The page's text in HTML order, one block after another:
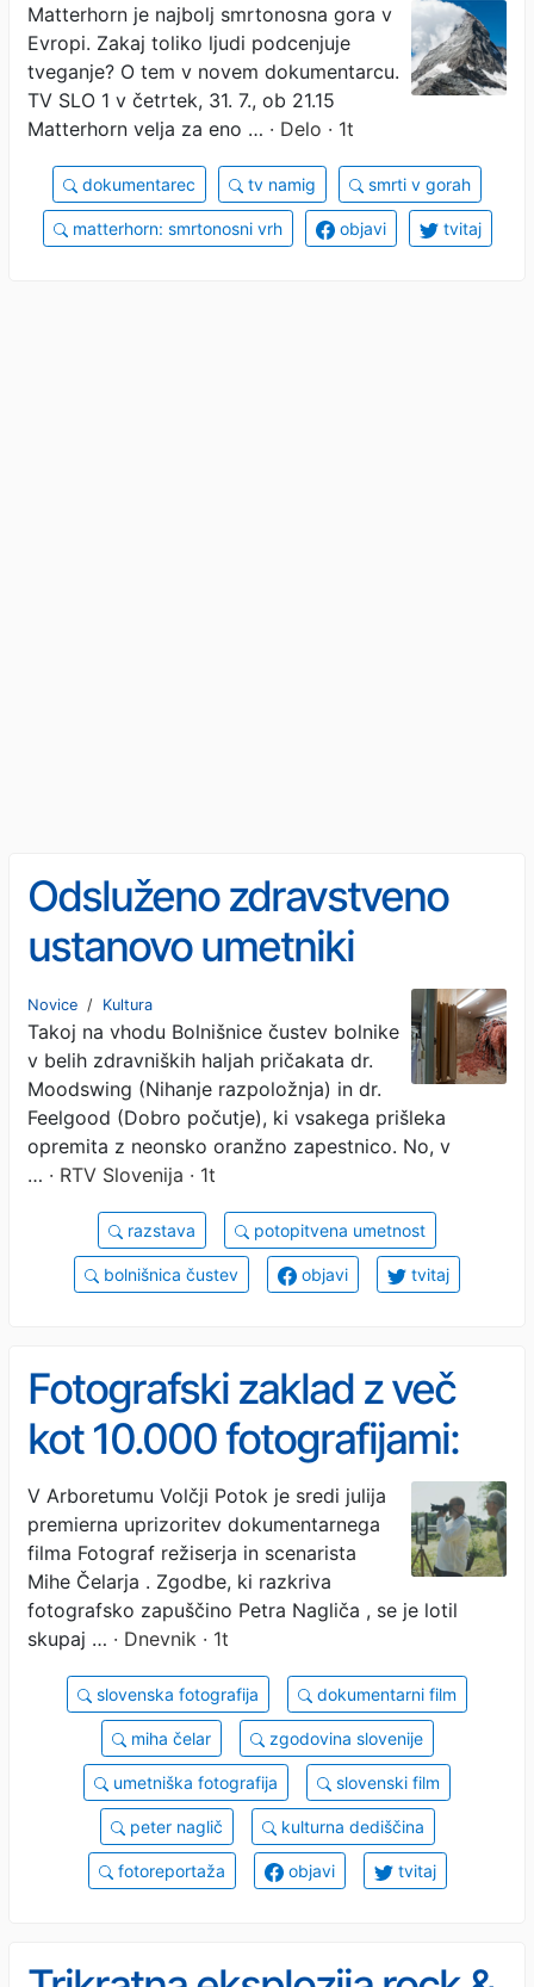
Matterhorn je najbolj smrtonosna gora v
Evropi. Zakaj toliko ljudi podcenjuje
tveganje? O tem v novem dokumentarcu.
TV SLO 1 v četrtek, 31. 7., ob 21.15
Matterhorn velja za eno … · Delo · 1t
dokumentarec tv namig smrti v gorah
matterhorn: smrtonosni vrh objavi tvitaj
Odsluženo zdravstveno
ustanovo umetniki
predelali v "bolnišnico
čustev"
Novice / Kultura
Takoj na vhodu Bolnišnice čustev bolnike
v belih zdravniških haljah pričakata dr.
Moodswing (Nihanje razpoložnja) in dr.
Feelgood (Dobro počutje), ki vsakega prišleka
opremita z neonsko oranžno zapestnico. No, v
… · RTV Slovenija · 1t
razstava potopitvena umetnost
bolnišnica čustev objavi tvitaj
Fotografski zaklad z več
kot 10.000 fotografijami:
oživele so podobe
Slovenije, kakršne ni več
V Arboretumu Volčji Potok je sredi julija
premierna uprizoritev dokumentarnega
filma Fotograf režiserja in scenarista
Mihe Čelarja ​. Zgodbe, ki razkriva
fotografsko zapuščino Petra Nagliča , se je lotil
skupaj … · Dnevnik · 1t
slovenska fotografija dokumentarni film
miha čelar zgodovina slovenije
umetniška fotografija slovenski film
peter naglič kulturna dediščina
fotoreportaža objavi tvitaj